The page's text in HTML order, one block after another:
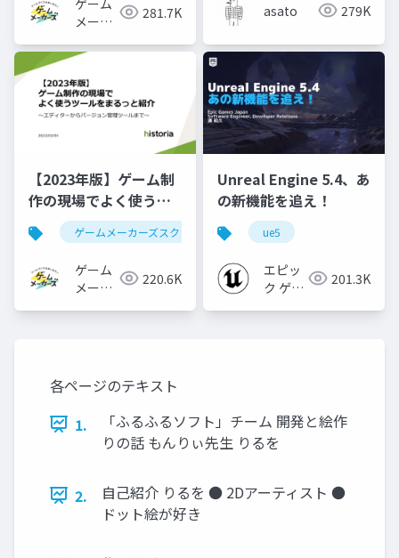
メーカ
281.7K asato 279K
【2023年版】ゲーム制
作の現場でよく使うツ
ールをまるっと紹介
ゲームメーカーズスクランブル ゲーム制作
ゲーム
メーカ
220.6K
Unreal Engine 5.4、あ
の新機能を追え！
ue5
エピッ
ク ゲー
201.3K
各ページのテキスト
1.
「ふるふるソフト」チーム 開発と絵作
りの話 もんりぃ先生 りるを
2.
自己紹介 りるを ● 2Dアーティスト ●
ドット絵が好き